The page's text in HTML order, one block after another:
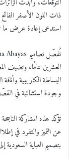
التوقعات، وأبدت
ذات اللون الأصفر
استدعى إعادة عرض ما
تُفصّل تصاميم Abayas
العشرين عامًا، وتضيف
البساطة الكاريبية
وجودة استثنائية في
تؤكد هذه المشاركة
عن التميز والتفرد في
بتصميم العباية السعودية